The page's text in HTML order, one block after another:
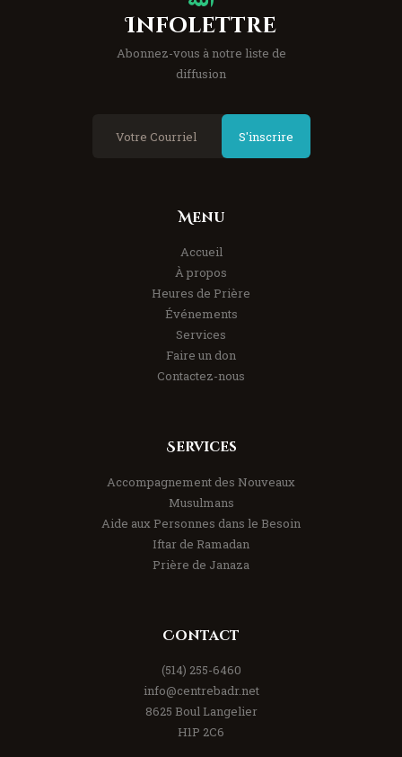
Infolettre
Abonnez-vous à notre liste de
diffusion
S'inscrire
Menu
Accueil
À propos
Heures de Prière
Événements
Services
Faire un don
Contactez-nous
Services
Accompagnement des Nouveaux
Musulmans
Aide aux Personnes dans le Besoin
Iftar de Ramadan
Prière de Janaza
Contact
(514) 255-6460
info@centrebadr.net
8625 Boul Langelier
H1P 2C6